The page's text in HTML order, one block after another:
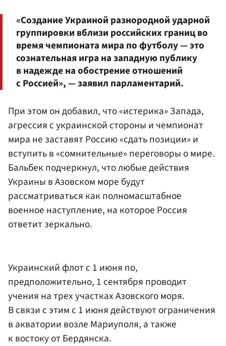
«Создание Украиной разнородной ударной
группировки вблизи российских границ во
время чемпионата мира по футболу — это
сознательная игра на западную публику
в надежде на обострение отношений
с Россией», — заявил парламентарий.
При этом он добавил, что «истерика» Запада,
агрессия с украинской стороны и чемпионат
мира не заставят Россию «сдать позиции» и
вступить в «сомнительные» переговоры о мире.
Бальбек подчеркнул, что любые действия
Украины в Азовском море будут
рассматриваться как полномасштабное
военное наступление, на которое Россия
ответит зеркально.
Украинский флот с 1 июня по,
предположительно, 1 сентября проводит
учения на трех участках Азовского моря.
В связи с этим с 1 июня действуют ограничения
в акватории возле Мариуполя, а также
к востоку от Бердянска.